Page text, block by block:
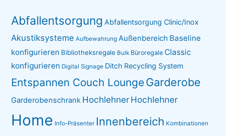
Abfallentsorgung Abfallentsorgung Clinic/Inox
Akustiksysteme Aufbewahrung Außenbereich Baseline
konfigurieren Bibliotheksregale Bulk Büroregale Classic
konfigurieren Digital Signage Ditch Recycling System
Entspannen Couch Lounge Garderobe
Garderobenschrank HochlehnerHochlehner
Home Info-Präsenter Innenbereich Kombinationen